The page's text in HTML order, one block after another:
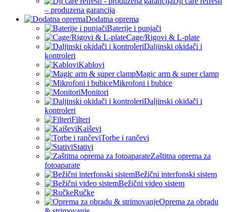
– produzena garancija
Dodatna oprema
Baterije i punjači
Cage/Rigovi & L-plate
Daljinski okidači i
kontroleri
Kablovi
Magic arm & super clamp
Mikrofoni i bubice
Monitori
Daljinski okidači i
kontroleri
Filteri
Kaiševi
Torbe i rančevi
Stativi
Zaštitna oprema za
fotoaparate
Bežični interfonski sistem
Bežični video sistem
Ručke
Oprema za obradu